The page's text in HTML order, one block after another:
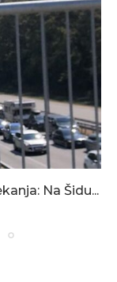
Na Šidu...